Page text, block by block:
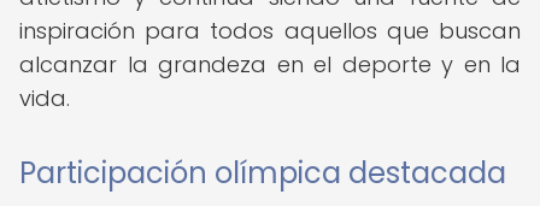
inspiración para todos aquellos que buscan
alcanzar la grandeza en el deporte y en la
vida.
Participación olímpica destacada